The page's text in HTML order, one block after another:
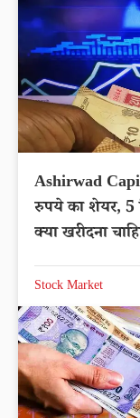
Ashirwad
रुपये का शेयर, 5
क्या खरीदना
Stock Market